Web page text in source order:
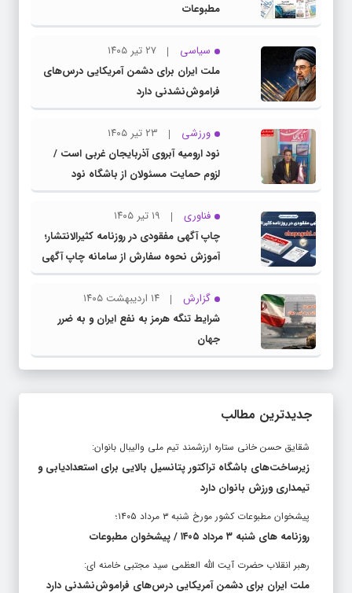
مطبوعات
سیاسی
۲۷ تیر ۱۴۰۵
ملت ایران برای دشمن آمریکایی درس‌های
فراموش‌نشدنی دارد
ورزشی
۲۳ تیر ۱۴۰۵
نود ارومیه آبروی آذربایجان غربی است /
لزوم حمایت مسئولان از باشگاه نود
فناوری
۱۹ تیر ۱۴۰۵
چاپ آگهی مفقودی در روزنامه کثیرالانتشار؛
آموزش نحوه سفارش از سامانه چاپ آگهی
دات کام
گزارش
۱۴ اردیبهشت ۱۴۰۵
شرایط تنگه هرمز به نفع ایران و به ضرر
جهان
جدیدترین مطالب
شقایق حسن خانی ستاره ارزشمند تیم ملی والیبال بانوان:
زیرساخت‌های باشگاه تراکتور پتانسیل بالایی برای استعدادیابی و
تیمداری ورزش بانوان دارد
پیشخوان مطبوعات کشور مورخ شنبه ۳ مرداد ۱۴۰۵؛
روزنامه های شنبه ۳ مرداد ۱۴۰۵ / پیشخوان مطبوعات
رهبر انقلاب حضرت آیت الله العظمی سید مجتبی خامنه ای:
ملت ایران برای دشمن آمریکایی درس‌های فراموش‌نشدنی دارد